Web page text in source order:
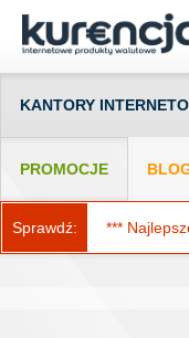
KANTORY
PROMOCJE
Sprawdź: ***